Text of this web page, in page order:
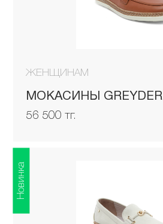
ЖЕНЩИНАМ
МОКАСИНЫ GREYDER
56 500 тг.
Новинка